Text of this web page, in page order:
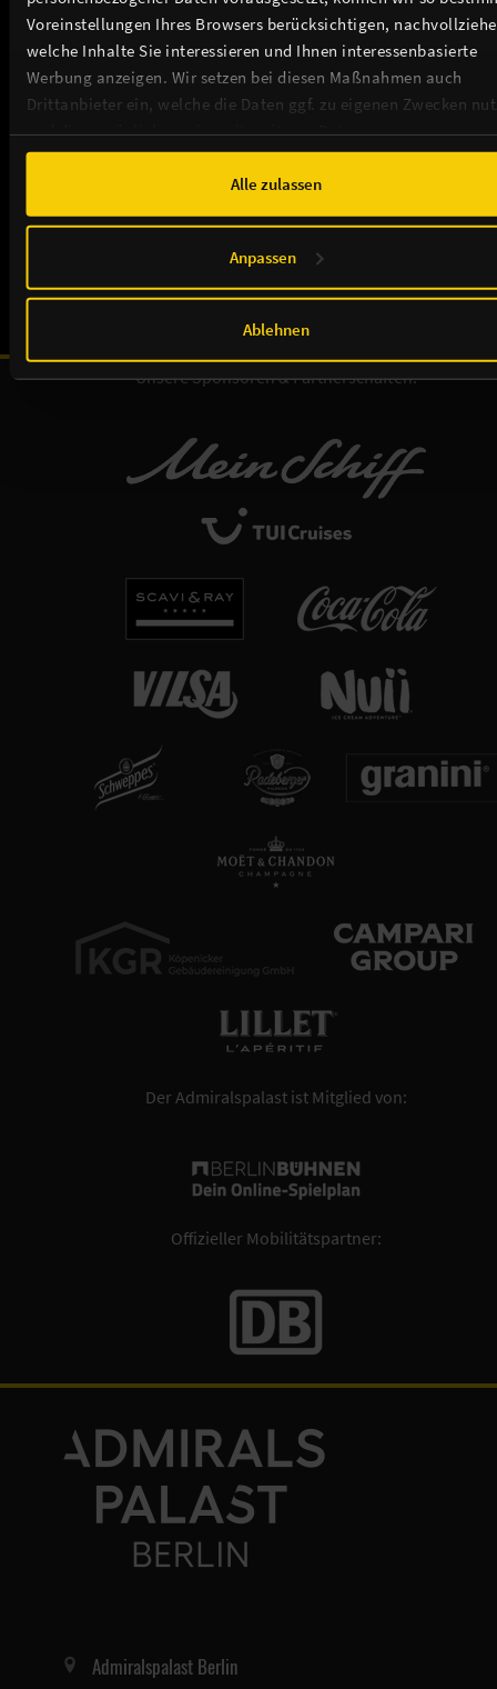
Voreinstellungen Ihres Browsers berücksichtigen,
welche Inhalte Sie interessieren und Ihnen interessenbasierte
Werbung anzeigen. Wir setzen bei diesen Maßnahmen auch
Drittanbieter ein, welche die Daten ggf. zu eigenen Zwecken
und diese möglicherweise mit weiteren Daten zusammen
führen. Weitere Informationen, insbesondere zur Speicherdauer,
Cookie-Erklärungsowie zur Verarbeitung,
insbesondere zu Ihren Widerrufsmöglichkeiten und weiteren
Alle zulassen
Anpassen
Ablehnen
THEATER / ANFAHRT / SERVICE
Unsere Sponsoren & Partnerschaften:
Der Admiralspalast ist Mitglied von:
Offizieller Mobilitätspartner:
Admiralspalast Berlin